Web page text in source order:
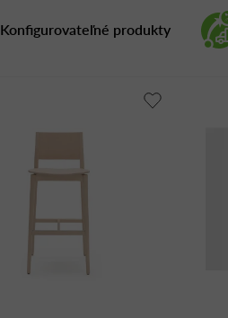
Konfigurovateľné produkty